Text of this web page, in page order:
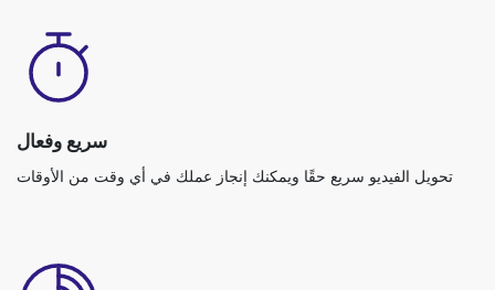
سريع وفعال
تحويل الفيديو سريع حقًا ويمكنك إنجاز عملك في أي وقت من الأوقات